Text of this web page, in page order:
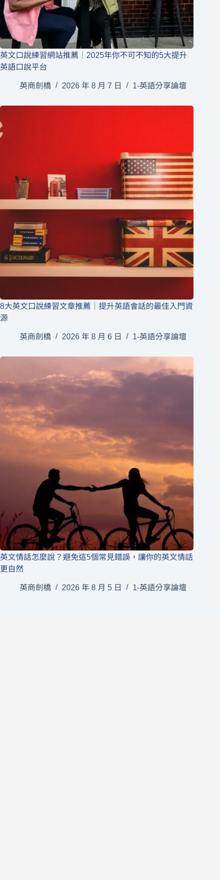
英文口說練習網站推薦｜2025年你不可不知的5大提升
英語口說平台
英商劍橋 2026 年 8 月 7 日 1-英語分享論壇
8大英文口說練習文章推薦｜提升英語會話的最佳入門資
源
英商劍橋 2026 年 8 月 6 日 1-英語分享論壇
英文情話怎麼說？避免這5個常見錯誤，讓你的英文情話
更自然
英商劍橋 2026 年 8 月 5 日 1-英語分享論壇